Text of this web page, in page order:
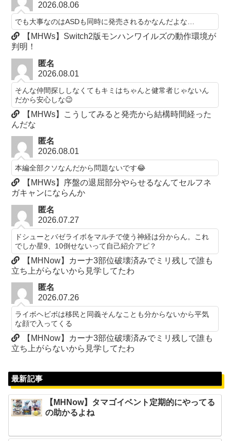
2026.08.06
でも大事なのはASDも同時に発売されるかなんだよな…
【MHWs】Switch2版モンハンワイルズの動作環境が
判明！
匿名
2026.08.01
そんな仲間探ししなくてもキミはちゃんと健常者じゃないん
だから安心しな😉
【MHWs】こうしてみると発売から結構時間経った
んだな
匿名
2026.08.01
本編全部クソなんだから問題ないです😂
【MHWs】序盤の退屈部分やらせるなんてセルフネ
ガキャンにならんか
匿名
2026.07.27
ドシューとバゼライボをマルチで使う神経は分からん。これ
でしか星9、10倒せないって自己紹介アピ？
【MHNow】カーナ3部位破壊済みでミリ残しで誰も
立ち上がらないから見学してたわ
匿名
2026.07.26
ライボヘビボは移民と同義そんなことも分からないから平気
な顔で入ってくる
【MHNow】カーナ3部位破壊済みでミリ残しで誰も
立ち上がらないから見学してたわ
最新記事
【MHNow】タマゴイベント定期的にやってる
の助かるよね